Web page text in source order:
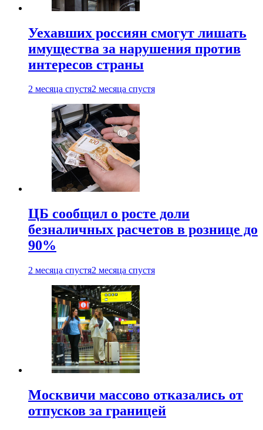
Уехавших россиян смогут лишать
имущества за нарушения против
интересов страны
2 месяца спустя2 месяца спустя
ЦБ сообщил о росте доли
безналичных расчетов в рознице до
90%
2 месяца спустя2 месяца спустя
Москвичи массово отказались от
отпусков за границей